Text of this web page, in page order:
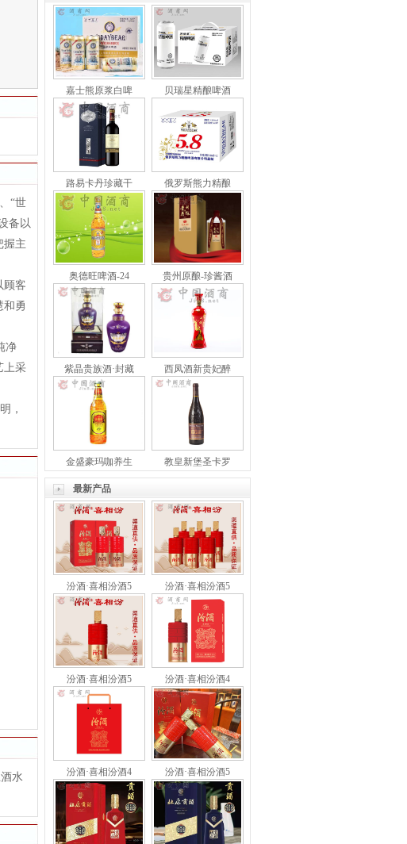
“世
备以
握主
顾客
和勇
净
上采
，
水
嘉士熊原浆白啤 贝瑞星精酿啤酒
路易卡丹珍藏干 俄罗斯熊力精酿
奥德旺啤酒-24 贵州原酿-珍酱酒
紫晶贵族酒·封藏 西凤酒新贵妃醉
金盛豪玛咖养生 教皇新堡圣卡罗
最新产品
汾酒·喜相汾酒5 汾酒·喜相汾酒5
汾酒·喜相汾酒5 汾酒·喜相汾酒4
汾酒·喜相汾酒4 汾酒·喜相汾酒5